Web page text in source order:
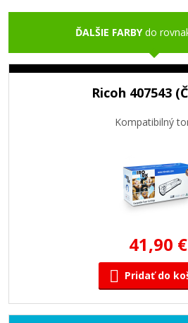
ĎALŠIE FARBYdo
Ricoh 407543
Kompatibilný
41,90 €
Pridať do